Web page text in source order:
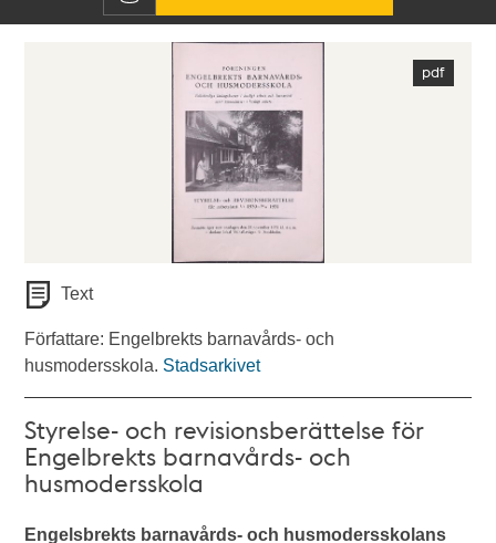
Text
Författare: Engelbrekts barnavårds- och
husmodersskola. Stadsarkivet
Styrelse- och revisionsberättelse för
Engelbrekts barnavårds- och
husmodersskola
Engelsbrekts barnavårds- och husmodersskolans